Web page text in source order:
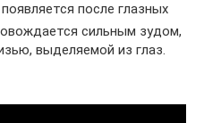
после глазных
сильным зудом,
выделяемой из глаз.